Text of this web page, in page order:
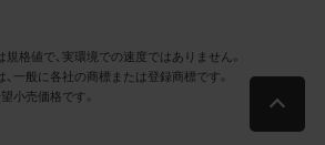
規約の記載事項は予告なく変更
あります。各データをダウン
格値で、実環境での速度ではありません。
一般に各社の商標または登録商標です。
小売価格です。